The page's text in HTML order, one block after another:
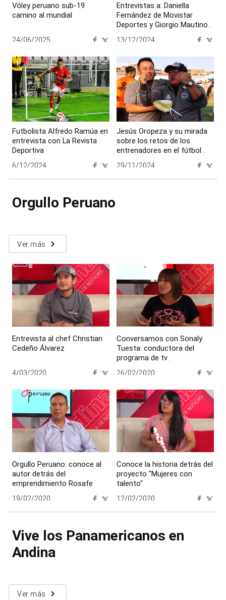
Vóley peruano sub-19
camino al mundial
24/06/2025
Entrevistas a: Daniella
Fernández de Movistar
Deportes y Giorgio Mautino ,
13/12/2024
Futbolista Alfredo Ramúa en
entrevista con La Revista
Deportiva
6/12/2024
Jesús Oropeza y su mirada
sobre los retos de los
entrenadores en el fútbol
29/11/2024
Orgullo Peruano
navigate_next
Ver más
Entrevista al chef Christian
Cedeño Álvarez
4/03/2020
Conversamos con Sonaly
Tuesta: conductora del
programa de tv
26/02/2020
Orgullo Peruano: conoce al
autor detrás del
emprendimiento Rosafe
19/02/2020
Conoce la historia detrás del
proyecto "Mujeres con
talento"
12/02/2020
Vive los Panamericanos en
Andina
navigate_next
Ver más